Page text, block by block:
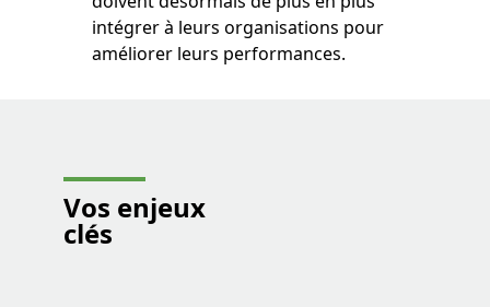
intégrer à leurs organisations pour
améliorer leurs performances.
Vos enjeux
clés